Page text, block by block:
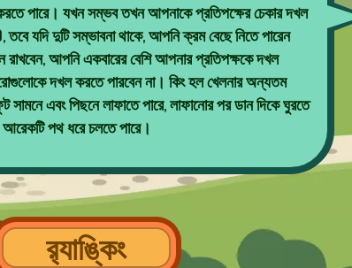
পারে। যখন সম্ভব তখন আপনাকে প্রতিপক্ষের চেকার দখল
যদি দুটি সম্ভাবনা থাকে, আপনি ক্রম বেছে নিতে পারেন
আপনি একবারের বেশি আপনার প্রতিপক্ষকে দখল
দখল করতে পারবেন না। কিং হল খেলনার অন্যতম
এবং পিছনে লাফাতে পারে, লাফানোর পর ডান দিকে ঘুরতে
পথ ধরে চলতে পারে।
র‌্যাঙ্কিং